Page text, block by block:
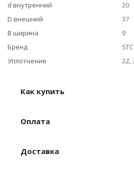
d внутренний
20
D внешний
37
B ширина
9
Бренд
STC
Уплотнение
2Z,
Как купить
Оплата
Доставка